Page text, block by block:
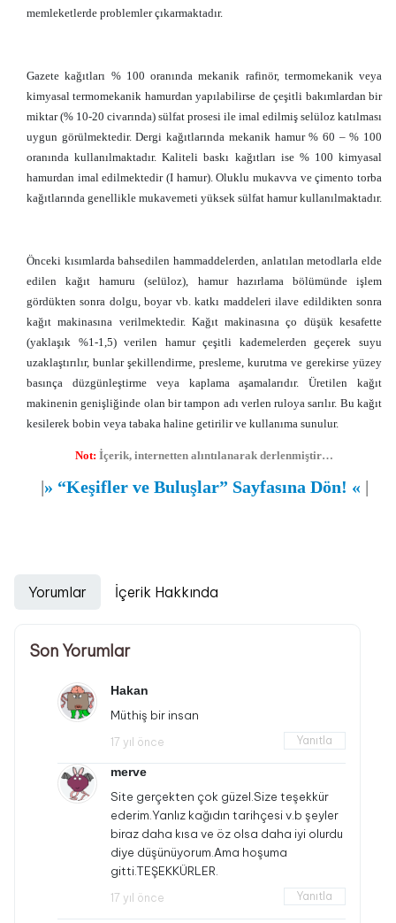
memleketlerde problemler çıkarmaktadır.
Gazete kağıtları % 100 oranında mekanik rafinör, termomekanik veya
kimyasal termomekanik hamurdan yapılabilirse de çeşitli bakımlardan bir
miktar (% 10-20 civarında) sülfat prosesi ile imal edilmiş selüloz katılması
uygun görülmektedir. Dergi kağıtlarında mekanik hamur % 60 – % 100
oranında kullanılmaktadır. Kaliteli baskı kağıtları ise % 100 kimyasal
hamurdan imal edilmektedir (I hamur). Oluklu mukavva ve çimento torba
kağıtlarında genellikle mukavemeti yüksek sülfat hamur kullanılmaktadır.
Önceki kısımlarda bahsedilen hammaddelerden, anlatılan metodlarla elde
edilen kağıt hamuru (selüloz), hamur hazırlama bölümünde işlem
gördükten sonra dolgu, boyar vb. katkı maddeleri ilave edildikten sonra
kağıt makinasına verilmektedir. Kağıt makinasına ço düşük kesafette
(yaklaşık %1-1,5) verilen hamur çeşitli kademelerden geçerek suyu
uzaklaştırılır, bunlar şekillendirme, presleme, kurutma ve gerekirse yüzey
basınça düzgünleştirme veya kaplama aşamalarıdır. Üretilen kağıt
makinenin genişliğinde olan bir tampon adı verlen ruloya sarılır. Bu kağıt
kesilerek bobin veya tabaka haline getirilir ve kullanıma sunulur.
Not: İçerik, internetten alıntılanarak derlenmiştir…
|» “Keşifler ve Buluşlar” Sayfasına Dön! « |
Yorumlar İçerik Hakkında
Son Yorumlar
Hakan
Müthiş bir insan
17 yıl önce Yanıtla
merve
Site gerçekten çok güzel.Size teşekkür
ederim.Yanlız kağıdın tarihçesi v.b şeyler
biraz daha kısa ve öz olsa daha iyi olurdu
diye düşünüyorum.Ama hoşuma
gitti.TEŞEKKÜRLER.
17 yıl önce Yanıtla